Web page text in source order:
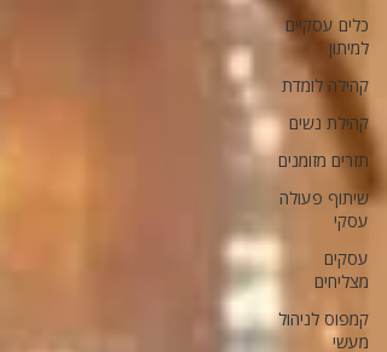
כלים עסקיים
למיתון
קהילה לומדת
קהילת נשים
תזרים מזומנים
שיתוף פעולה
עסקי
עסקים
מצליחים
קמפוס לניהול
מעשי